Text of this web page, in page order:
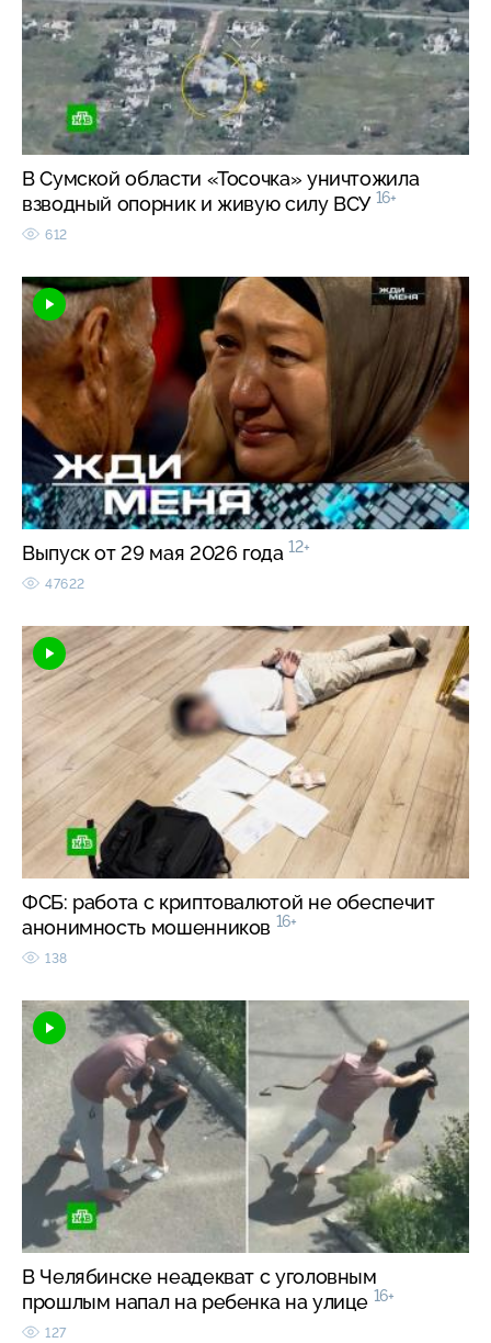
В Сумской области «Тосочка» уничтожила
взводный опорник и живую силу ВСУ 16+
612
Выпуск от 29 мая 2026 года 12+
47622
ФСБ: работа с криптовалютой не обеспечит
анонимность мошенников 16+
138
В Челябинске неадекват с уголовным
прошлым напал на ребенка на улице 16+
127